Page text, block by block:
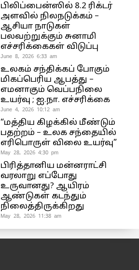
பிலிப்பைன்ஸில் 8.2 ரிக்டர்
அளவில் நிலநடுக்கம் –
ஆசியா நாடுகள்
பலவற்றுக்கும் சுனாமி
எச்சரிக்கைகள் விடுப்பு
June 8, 2026 6:33 am
உலகம் சந்திக்கப் போகும்
மிகப்பெரிய ஆபத்து –
எமனாகும் வெப்பநிலை
உயர்வு ; ஐ.நா. எச்சரிக்கை
June 4, 2026 10:12 am
“மத்திய கிழக்கில் மீண்டும்
பதற்றம் – உலக சந்தையில்
எரிபொருள் விலை உயர்வு”
May 28, 2026 4:30 pm
பிரித்தானிய மன்னராட்சி
வரலாறு எப்போது
உருவானது? ஆயிரம்
ஆண்டுகள் கடந்தும்
நிலைத்திருக்கிறது
May 28, 2026 11:38 am